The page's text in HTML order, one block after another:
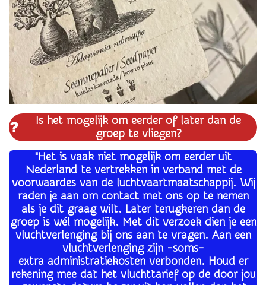
Is het mogelijk om eerder of later dan de
groep te vliegen?
"Het is vaak niet mogelijk om eerder uit
Nederland te vertrekken in verband met de
voorwaardes van de luchtvaartmaatschappij. Wij
raden je aan om contact met ons op te nemen
als je dit graag wilt. Later terugkeren dan de
groep is wél mogelijk. Met dit verzoek dien je een
vluchtverlenging bij ons aan te vragen. Aan een
vluchtverlenging zijn -soms-
extra administratiekosten verbonden. Houd er
rekening mee dat het vluchttarief op de door jou